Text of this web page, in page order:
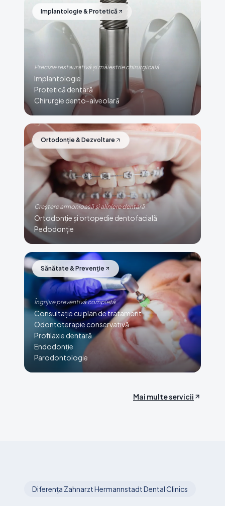
Implantologie & Protetică
Precizie restaurativă și măiestrie chirurgicală
Implantologie
Protetică dentară
Chirurgie dento-alveolară
Ortodonție & Dezvoltare
Creștere armonioasă și aliniere dentară
Ortodonție și ortopedie dentofacială
Pedodonție
Sănătate & Prevenție
Îngrijire preventivă completă
Consultație cu plan de tratament
Odontoterapie conservativă
Profilaxie dentară
Endodonție
Parodontologie
Mai multe servicii
Diferența Zahnarzt Hermannstadt Dental Clinics